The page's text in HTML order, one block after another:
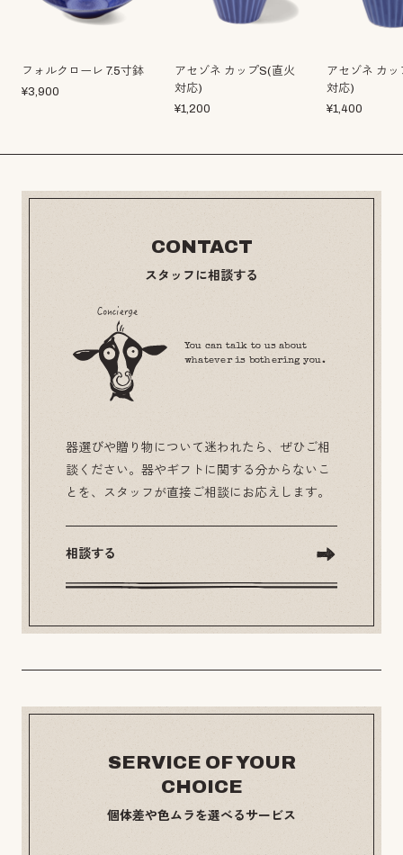
フォルクローレ 7.5寸鉢
¥3,900
アセゾネ カップS(直火
対応)
¥1,200
アセゾネ カ
対応)
¥1,400
CONTACT
スタッフに相談する
You can talk to us about
whatever is bothering you.
器選びや贈り物について迷われたら、ぜひご相
談ください。器やギフトに関する分からないこ
とを、スタッフが直接ご相談にお応えします。
相談する
SERVICE OF YOUR
CHOICE
個体差や色ムラを選べるサービス